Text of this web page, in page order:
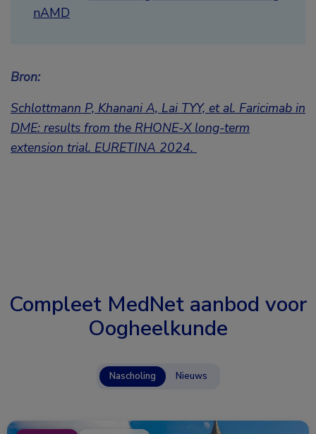
nAMD
Bron:
Schlottmann P, Khanani A, Lai TYY, et al. Faricimab in
DME: results from the RHONE-X long-term
extension trial. EURETINA 2024.
Compleet MedNet aanbod voor
Oogheelkunde
Nascholing Nieuws